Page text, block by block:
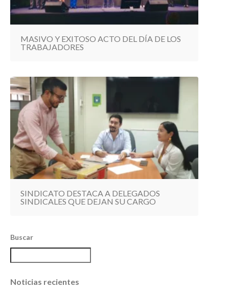
MASIVO Y EXITOSO ACTO DEL DÍA DE LOS
TRABAJADORES
SINDICATO DESTACA A DELEGADOS
SINDICALES QUE DEJAN SU CARGO
Buscar
Noticias recientes